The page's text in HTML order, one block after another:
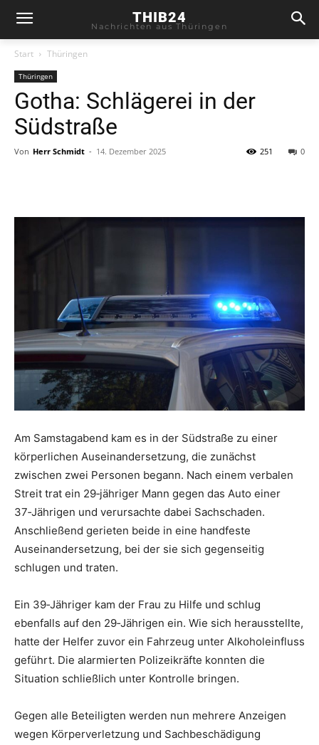
THIB24
Nachrichten aus Thüringen
Start Thüringen
Thüringen
Gotha: Schlägerei in der
Südstraße
Von Herr Schmidt - 14. Dezember 2025 0
251
Am Samstagabend kam es in der Südstraße zu einer
körperlichen Auseinandersetzung, die zunächst
zwischen zwei Personen begann. Nach einem verbalen
Streit trat ein 29‑jähriger Mann gegen das Auto einer
37‑Jährigen und verursachte dabei Sachschaden.
Anschließend gerieten beide in eine handfeste
Auseinandersetzung, bei der sie sich gegenseitig
schlugen und traten.
Ein 39‑Jähriger kam der Frau zu Hilfe und schlug
ebenfalls auf den 29‑Jährigen ein. Wie sich herausstellte,
hatte der Helfer zuvor ein Fahrzeug unter Alkoholeinfluss
geführt. Die alarmierten Polizeikräfte konnten die
Situation schließlich unter Kontrolle bringen.
Gegen alle Beteiligten werden nun mehrere Anzeigen
wegen Körperverletzung und Sachbeschädigung